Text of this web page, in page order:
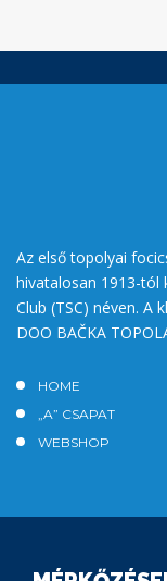
Az első topolyai
hivatalosan 1913-tól
Club (TSC) néven. A
DOO BAČKA
HOME
„A” CSAPAT
WEBSHOP